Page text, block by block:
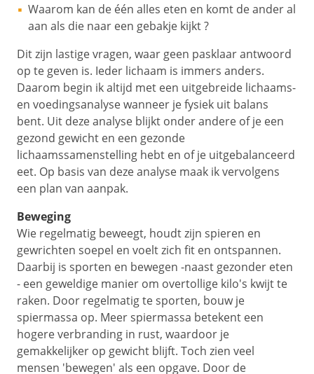
Waarom kan de één alles eten en komt de ander al
aan als die naar een gebakje kijkt ?
Dit zijn lastige vragen, waar geen pasklaar antwoord
op te geven is. Ieder lichaam is immers anders.
Daarom begin ik altijd met een uitgebreide lichaams-
en voedingsanalyse wanneer je fysiek uit balans
bent. Uit deze analyse blijkt onder andere of je een
gezond gewicht en een gezonde
lichaamssamenstelling hebt en of je uitgebalanceerd
eet. Op basis van deze analyse maak ik vervolgens
een plan van aanpak.
Beweging
Wie regelmatig beweegt, houdt zijn spieren en
gewrichten soepel en voelt zich fit en ontspannen.
Daarbij is sporten en bewegen -naast gezonder eten
- een geweldige manier om overtollige kilo's kwijt te
raken. Door regelmatig te sporten, bouw je
spiermassa op. Meer spiermassa betekent een
hogere verbranding in rust, waardoor je
gemakkelijker op gewicht blijft. Toch zien veel
mensen 'bewegen' als een opgave. Door de